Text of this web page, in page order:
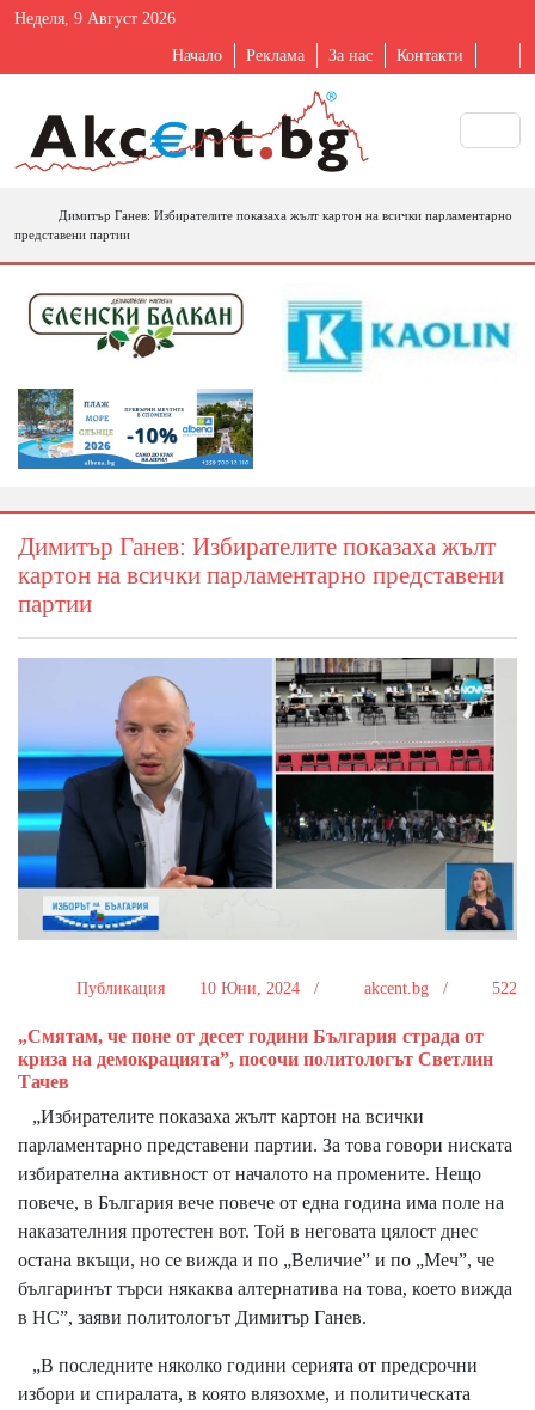
Неделя, 9 Август 2026
Начало Реклама За нас Контакти
Димитър Ганев: Избирателите показаха жълт картон на всички парламентарно
представени партии
Димитър Ганев: Избирателите показаха жълт
картон на всички парламентарно представени
партии
Публикация 10 Юни, 2024 / akcent.bg / 522
„Смятам, че поне от десет години България страда от
криза на демокрацията”, посочи политологът Светлин
Тачев
„Избирателите показаха жълт картон на всички
парламентарно представени партии. За това говори ниската
избирателна активност от началото на промените. Нещо
повече, в България вече повече от една година има поле на
наказателния протестен вот. Той в неговата цялост днес
остана вкъщи, но се вижда и по „Величие” и по „Меч”, че
българинът търси някаква алтернатива на това, което вижда
в НС”, заяви политологът Димитър Ганев.
„В последните няколко години серията от предсрочни
избори и спиралата, в която влязохме, и политическата